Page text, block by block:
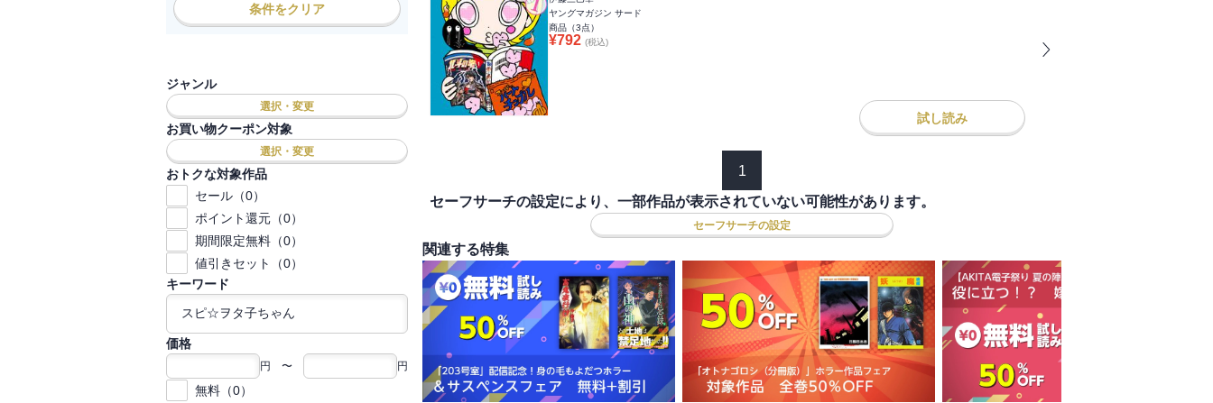
条件をクリア
ジャンル
選択・変更
お買い物クーポン対象
選択・変更
おトクな対象作品
セール（0）
ポイント還元（0）
期間限定無料（0）
値引きセット（0）
キーワード
価格
円 〜 円
無料（0）
ヤングマガジン サード
商品（3点）
¥792 (税込)
試し読み
1
セーフサーチの設定により、一部作品が表示されていない可能性があります。
セーフサーチの設定
関連する特集